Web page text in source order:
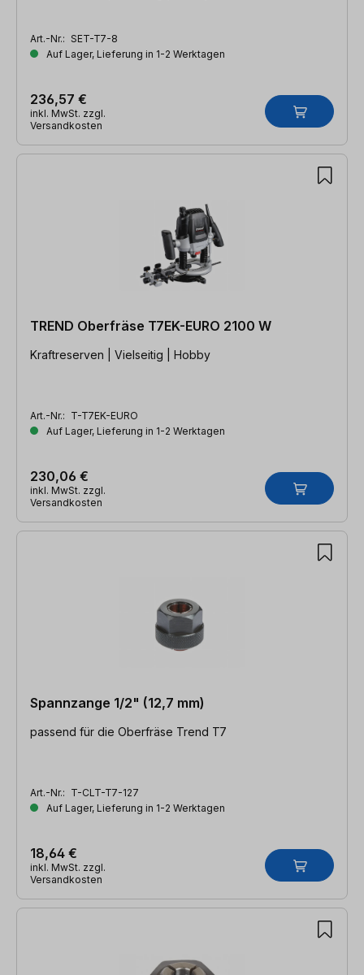
Art.-Nr.: SET-T7-8
Auf Lager, Lieferung in 1-2 Werktagen
236,57 €
inkl. MwSt. zzgl.
Versandkosten
TREND Oberfräse T7EK-EURO 2100 W
Kraftreserven | Vielseitig | Hobby
Art.-Nr.: T-T7EK-EURO
Auf Lager, Lieferung in 1-2 Werktagen
230,06 €
inkl. MwSt. zzgl.
Versandkosten
Spannzange 1/2" (12,7 mm)
passend für die Oberfräse Trend T7
Art.-Nr.: T-CLT-T7-127
Auf Lager, Lieferung in 1-2 Werktagen
18,64 €
inkl. MwSt. zzgl.
Versandkosten